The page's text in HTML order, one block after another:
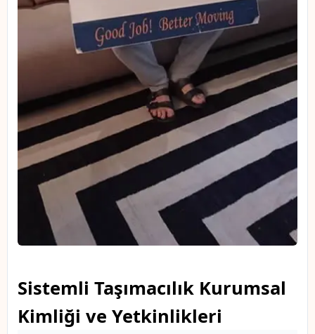
Sistemli Taşımacılık Kurumsal
Kimliği ve Yetkinlikleri